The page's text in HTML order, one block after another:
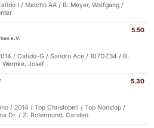
I / Matcho AA / B: Meyer, Wolfgang /
5.50
e.V.
/ Calido-G / Sandro Ace / 107DZ34 / B:
Josef
5.30
/ 2014 / Top Christobell / Top Nonstop /
Dr. / Z: Rotermund, Carsten